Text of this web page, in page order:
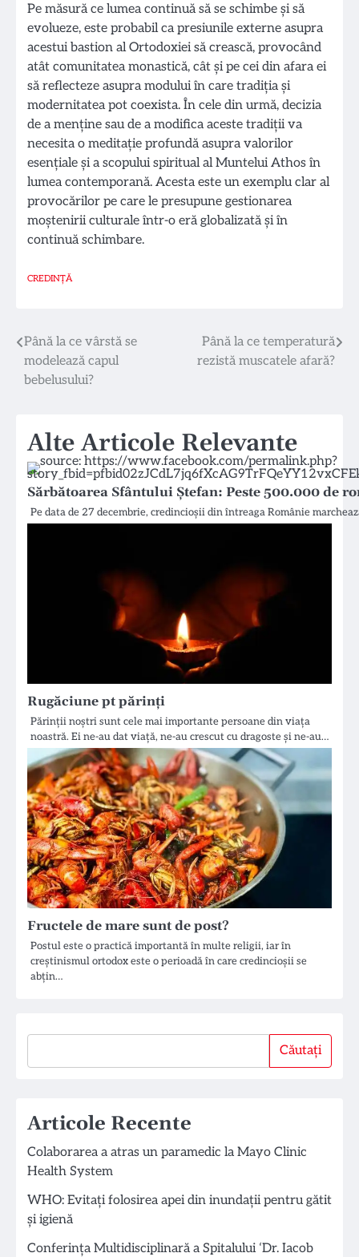
Pe măsură ce lumea continuă să se schimbe și să
evolueze, este probabil ca presiunile externe asupra
acestui bastion al Ortodoxiei să crească, provocând
atât comunitatea monastică, cât și pe cei din afara ei
să reflecteze asupra modului în care tradiția și
modernitatea pot coexista. În cele din urmă, decizia
de a menține sau de a modifica aceste tradiții va
necesita o meditație profundă asupra valorilor
esențiale și a scopului spiritual al Muntelui Athos în
lumea contemporană. Acesta este un exemplu clar al
provocărilor pe care le presupune gestionarea
moștenirii culturale într-o eră globalizată și în
continuă schimbare.
CREDINȚĂ
Navigare
în
Până la ce vârstă se
modelează capul
bebelusului?
Până la ce temperatură
rezistă muscatele afară?
Alte Articole Relevante
Sărbătoarea Sfântului Ștefan: Peste 500.000 de
Pe data de 27 decembrie, credincioșii din întreaga Românie
Rugăciune pt părinți
Părinții noștri sunt cele mai importante persoane din viața
noastră. Ei ne-au dat viață, ne-au crescut cu dragoste și ne-au…
Fructele de mare sunt de post?
Postul este o practică importantă în multe religii, iar în
creștinismul ortodox este o perioadă în care credincioșii se
abțin…
Căutați
Articole Recente
Colaborarea a atras un paramedic la Mayo Clinic
Health System
WHO: Evitați folosirea apei din inundații pentru gătit
și igienă
Conferința Multidisciplinară a Spitalului ‘Dr. Iacob